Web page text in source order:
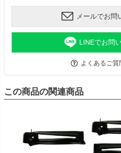
メールでお問
LINEでお問
よくあるご質
この商品の関連商品